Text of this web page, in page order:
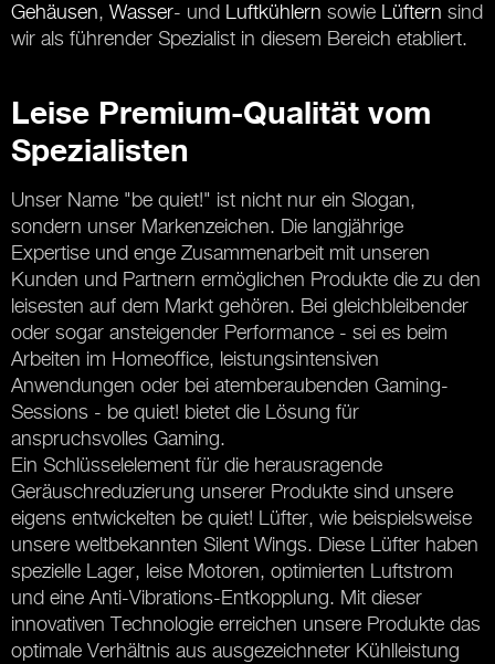
Gehäusen, Wasser- und Luftkühlern sowie Lüftern sind
wir als führender Spezialist in diesem Bereich etabliert.
Leise Premium-Qualität vom
Spezialisten
Unser Name "be quiet!" ist nicht nur ein Slogan,
sondern unser Markenzeichen. Die langjährige
Expertise und enge Zusammenarbeit mit unseren
Kunden und Partnern ermöglichen Produkte die zu den
leisesten auf dem Markt gehören. Bei gleichbleibender
oder sogar ansteigender Performance - sei es beim
Arbeiten im Homeoffice, leistungsintensiven
Anwendungen oder bei atemberaubenden Gaming-
Sessions - be quiet! bietet die Lösung für
anspruchsvolles Gaming.
Ein Schlüsselelement für die herausragende
Geräuschreduzierung unserer Produkte sind unsere
eigens entwickelten be quiet! Lüfter, wie beispielsweise
unsere weltbekannten Silent Wings. Diese Lüfter haben
spezielle Lager, leise Motoren, optimierten Luftstrom
und eine Anti-Vibrations-Entkopplung. Mit dieser
innovativen Technologie erreichen unsere Produkte das
optimale Verhältnis aus ausgezeichneter Kühlleistung